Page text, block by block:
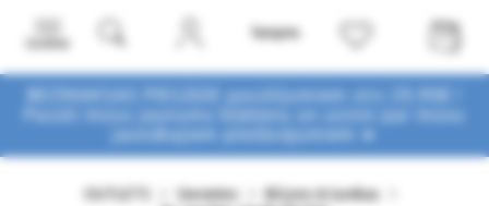
BEZMAKSAS PIEGĀDE pasūtījumiem virs 29,90€ !
Pasūti mūsu jaunumu biļetenu un uzzini par mūsu
Sievietes Blūzes & tunikas